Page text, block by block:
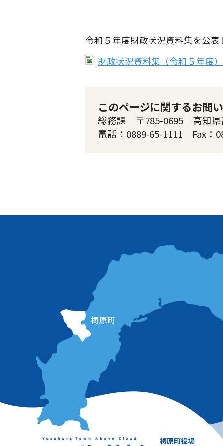
令和５年度財政状況資料集を公表
財政状況資料集（令和５年度）
このページに関するお問
総務課 〒785-0695 高知県
電話：0889-65-1111 Fax：
梼原町役場